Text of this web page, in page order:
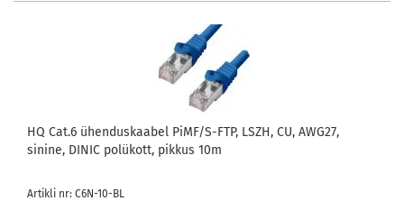
HQ Cat.6 ühenduskaabel PiMF/S-FTP, LSZH, CU, AWG27,
sinine, DINIC polükott, pikkus 10m
Artikli nr: C6N-10-BL